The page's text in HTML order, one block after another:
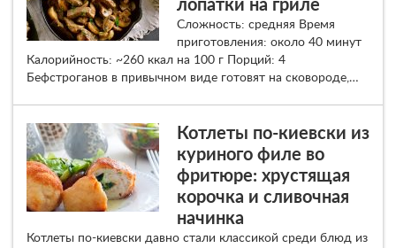
лопатки на гриле
Сложность: средняя Время
приготовления: около 40 минут
Калорийность: ~260 ккал на 100 г Порций: 4
Бефстроганов в привычном виде готовят на сковороде,…
Котлеты по-киевски из
куриного филе во
фритюре: хрустящая
корочка и сливочная
начинка
Котлеты по-киевски давно стали классикой среди блюд из